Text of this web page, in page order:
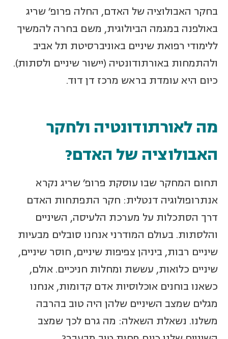
בחקר האבולוציה של האדם, החלה פרופ' שריג
באולפנה במגמה הביולוגית, משם בחרה להמשיך
ללימודי רפואת שיניים באוניברסיטת תל אביב
ולהתמחות באורתודונטיה (יישור שיניים ולסתות).
כיום היא עומדת בראש מרכז דן דוד.
מה לאורתודונטיה ולחקר
האבולוציה של האדם?
תחום המחקר שבו עוסקת פרופ' שריג נקרא
אנתרופולוגיה דנטלית: חקר התפתחות האדם
דרך הסתכלות על מערכת הלעיסה, השיניים
והלסתות. בעולם המודרני אנחנו סובלים מבעיות
שיניים רבות, ביניהן צפיפות שיניים, חוסר שיניים,
שיניים כלואות, עששת ומחלות חניכיים. אולם,
כשאנו בוחנים אוכלוסיות אדם קדומות, אנחנו
מגלים שמצב השיניים שלהן היה טוב בהרבה
משלנו. נשאלת השאלה: מה גרם לכך שמצב